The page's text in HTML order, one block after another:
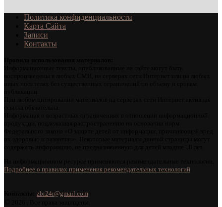
Политика конфиденциальности
Карта Сайта
Записи
Контакты
Подробнее о правилах применения рекомендательных технологий
zbr24r@gmail.com